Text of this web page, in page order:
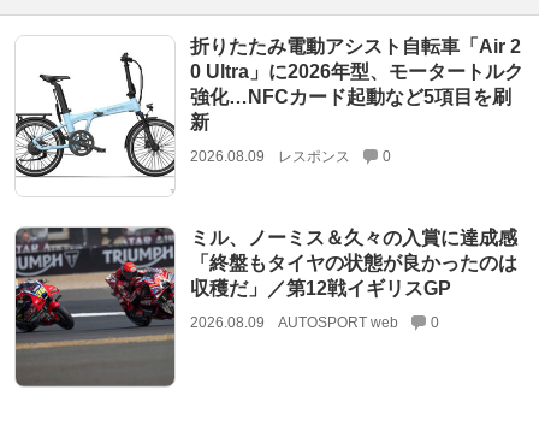
折りたたみ電動アシスト自転車「Air 2
0 Ultra」に2026年型、モータートルク
強化…NFCカード起動など5項目を刷
新
2026.08.09 レスポンス 0
ミル、ノーミス＆久々の入賞に達成感
「終盤もタイヤの状態が良かったのは
収穫だ」／第12戦イギリスGP
2026.08.09 AUTOSPORT web 0